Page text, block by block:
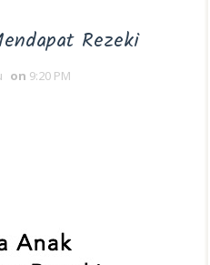
Rezeki
on 9:20 PM